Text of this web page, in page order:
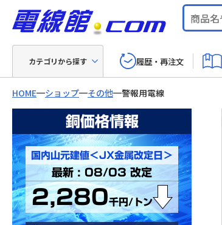
カテゴリから探す 履歴・再注文
HOME ショップ その他 警報用電線
銅価格情報
国内山元建値＜JX金属改定日＞
最新 : 08/03 改定
2,280千円/トン